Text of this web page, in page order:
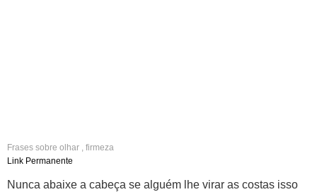
Frases sobre olhar , firmeza
Link Permanente
Nunca abaixe a cabeça se alguém lhe virar as costas isso